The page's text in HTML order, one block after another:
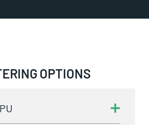
OPTIONS